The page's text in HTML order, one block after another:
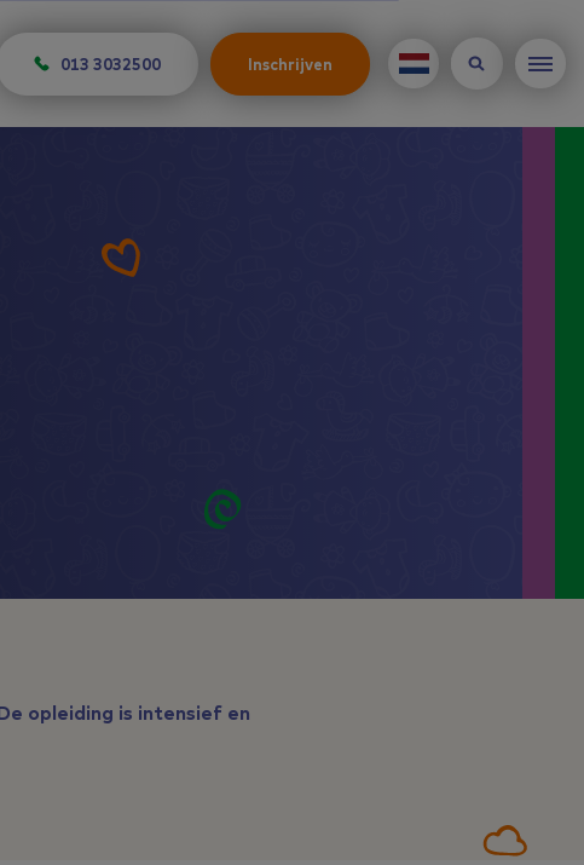
013 3032500 Inschrijven
opleiding is intensief en